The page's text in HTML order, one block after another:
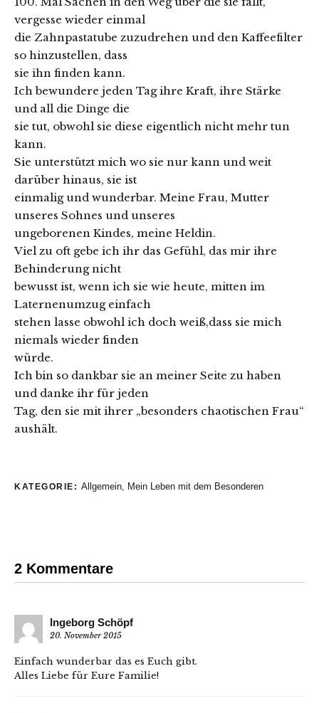
vergesse wieder einmal
die Zahnpastatube zuzudrehen und den Kaffeefilter
so hinzustellen, dass
sie ihn finden kann.
Ich bewundere jeden Tag ihre Kraft, ihre Stärke
und all die Dinge die
sie tut, obwohl sie diese eigentlich nicht mehr tun
kann.
Sie unterstützt mich wo sie nur kann und weit
darüber hinaus, sie ist
einmalig und wunderbar. Meine Frau, Mutter
unseres Sohnes und unseres
ungeborenen Kindes, meine Heldin.
Viel zu oft gebe ich ihr das Gefühl, das mir ihre
Behinderung nicht
bewusst ist, wenn ich sie wie heute, mitten im
Laternenumzug einfach
stehen lasse obwohl ich doch weiß,dass sie mich
niemals wieder finden
würde.
Ich bin so dankbar sie an meiner Seite zu haben
und danke ihr für jeden
Tag, den sie mit ihrer „besonders chaotischen Frau“
aushält.
KATEGORIE: Allgemein, Mein Leben mit dem Besonderen
2 Kommentare
Ingeborg Schöpf
20. November 2015
Einfach wunderbar das es Euch gibt.
Alles Liebe für Eure Familie!